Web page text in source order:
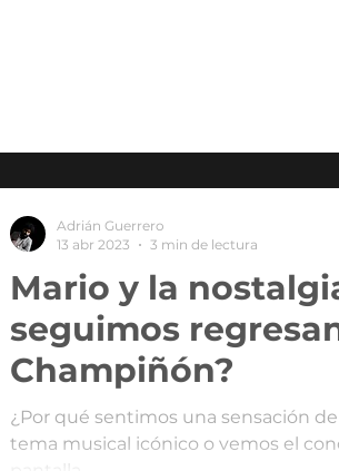
Mario y la
seguimos
Champiñón?
¿Por qué sentimos una sensación
tema musical icónico o vemos el
Adrián Guerrero
13 abr 2023
3 min de lectura